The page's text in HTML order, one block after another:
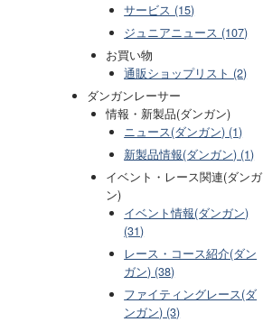
サービス (15)
ジュニアニュース (107)
お買い物
通販ショップリスト (2)
ダンガンレーサー
情報・新製品(ダンガン)
ニュース(ダンガン) (1)
新製品情報(ダンガン) (1)
イベント・レース関連(ダンガ
ン)
イベント情報(ダンガン)
(31)
レース・コース紹介(ダン
ガン) (38)
ファイティングレース(ダ
ンガン) (3)